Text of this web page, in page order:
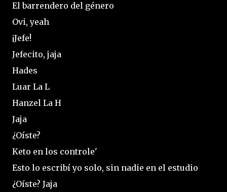
El barrendero del género
Ovi, yeah
¡Jefe!
Jefecito, jaja
Hades
Luar La L
Hanzel La H
Jaja
¿Oíste?
Keto en los controle'
Esto lo escribí yo solo, sin nadie en el estudio
¿Oíste? Jaja